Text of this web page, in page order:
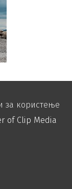
за користење
of Clip Media